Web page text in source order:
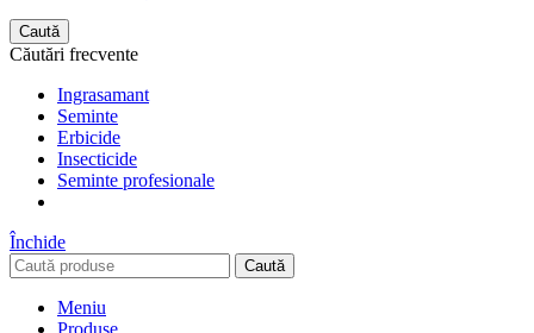
Caută
Căutări frecvente
Ingrasamant
Seminte
Erbicide
Insecticide
Seminte profesionale
Închide
Caută
Meniu
Produse